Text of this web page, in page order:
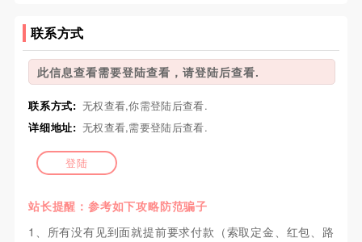
联系方式
此信息查看需要登陆查看，请登陆后查看.
联系方式: 无权查看,你需登陆后查看.
详细地址: 无权查看,需要登陆后查看.
登陆
站长提醒：参考如下攻略防范骗子
1、所有没有见到面就提前要求付款（索取定金、红包、路